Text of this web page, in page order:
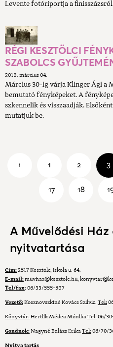
Levente fotóriportja a
RÉGI KESZTÖLCI
SZABOLCS
2018. március 04.
Március 30-ig várja Klinger Ági a
bemutató fényképeket. A
szkennelik és visszaadják.
mutatjuk be.
‹ 1 2 3
17 18
A Művelődési
nyitvatartása
Cím:2517 Kesztölc, Iskola u. 64.
E-mail:muvhaz@kesztolc.hu,
Tel/fax: 06/33/555-587
Vezető:Kosznovszkiné Kovács Szilvia Tel:
Könyvtár: Hertlik Médea MónikaTel: 06/
Gondnok:Nagyné Balázs ErikaTel: 06/70/
Nyitva tartás